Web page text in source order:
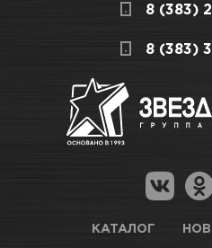
СКЛАДСКОЙ
Нет в наличии
Новосибирск, Петухова,
КАРТА ПРОЕЗДА И КОНТАКТЫ
получение товара
поэтому подготовили
Как купить товар?
Гарантия на товар
Магазины для
Оптовые поставки
8 (383)
8 (383)
КАТАЛОГ